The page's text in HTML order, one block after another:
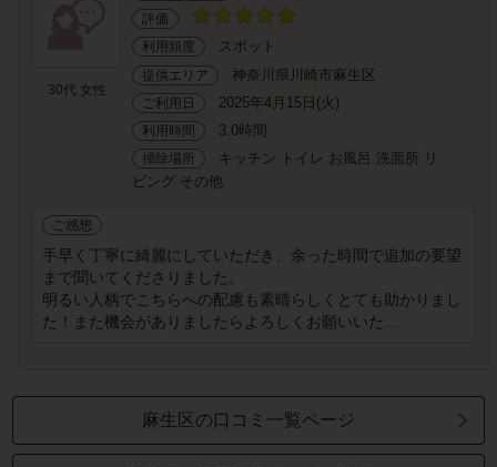
30代 女性
評価
利用頻度
スポット
提供エリア 神奈川県川崎市麻生区
ご利用日 2025年4月15日(火)
利用時間 3.0時間
掃除場所
キッチン トイレ お風呂 洗面所 リ
ビング その他
ご感想
手早く丁寧に綺麗にしていただき、余った時間で追加の要望
まで聞いてくださりました。
明るい人柄でこちらへの配慮も素晴らしくとても助かりまし
た！また機会がありましたらよろしくお願いいた...
麻生区の口コミ一覧ページ